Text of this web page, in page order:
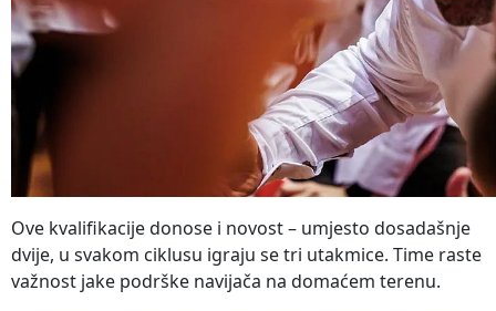
Ove kvalifikacije donose i novost – umjesto dosadašnje
dvije, u svakom ciklusu igraju se tri utakmice. Time raste
važnost jake podrške navijača na domaćem terenu.